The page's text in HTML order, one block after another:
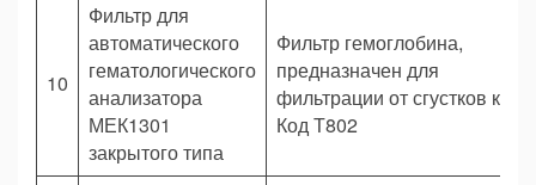
10
Фильтр для
автоматического
гематологического
анализатора
МЕК1301
закрытого типа
Фильтр гемоглобина,
предназначен для
фильтрации от сгустков
Код Т802